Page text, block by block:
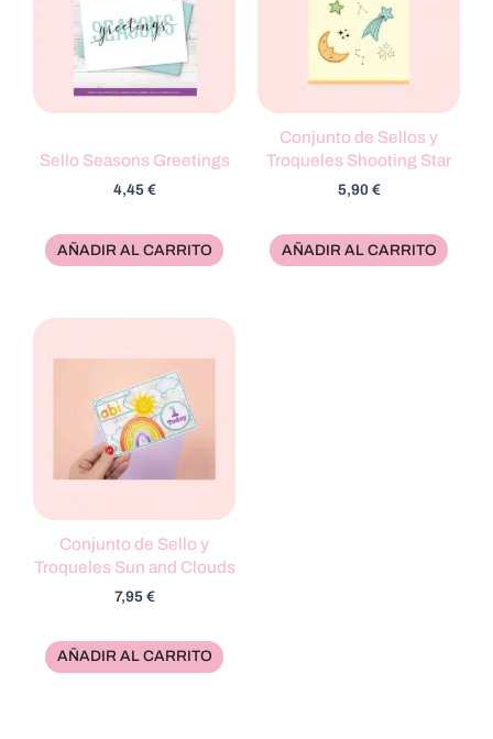
Sello Seasons Greetings
4,45 €
AÑADIR AL CARRITO
Conjunto de Sellos y
Troqueles Shooting Star
5,90 €
AÑADIR AL CARRITO
Conjunto de Sello y
Troqueles Sun and Clouds
7,95 €
AÑADIR AL CARRITO